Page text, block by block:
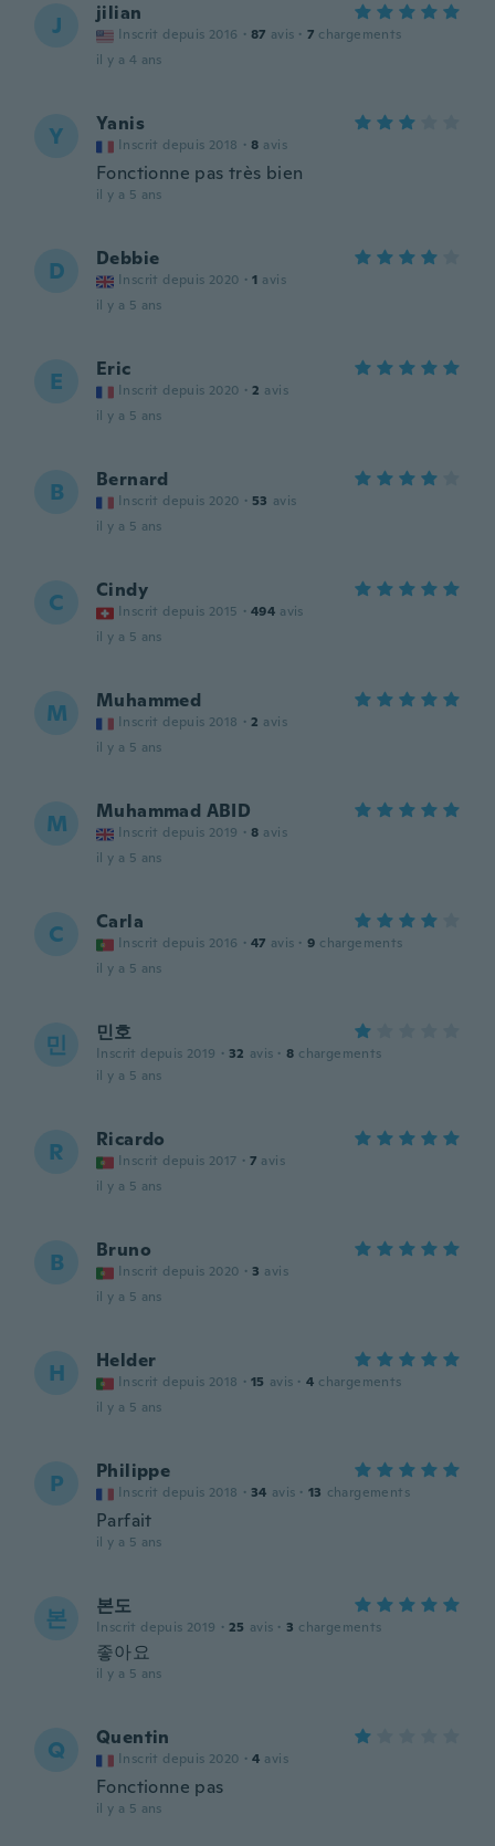
J jilian
Inscrit depuis 2016 · 87 avis · 7 chargements
il y a 4 ans
Y Yanis
Inscrit depuis 2018 · 8 avis
Fonctionne pas très bien
il y a 5 ans
D Debbie
Inscrit depuis 2020 · 1 avis
il y a 5 ans
E Eric
Inscrit depuis 2020 · 2 avis
il y a 5 ans
B Bernard
Inscrit depuis 2020 · 53 avis
il y a 5 ans
C Cindy
Inscrit depuis 2015 · 494 avis
il y a 5 ans
M Muhammed
Inscrit depuis 2018 · 2 avis
il y a 5 ans
M Muhammad ABID
Inscrit depuis 2019 · 8 avis
il y a 5 ans
C Carla
Inscrit depuis 2016 · 47 avis · 9 chargements
il y a 5 ans
민 민호
Inscrit depuis 2019 · 32 avis · 8 chargements
il y a 5 ans
R Ricardo
Inscrit depuis 2017 · 7 avis
il y a 5 ans
B Bruno
Inscrit depuis 2020 · 3 avis
il y a 5 ans
H Helder
Inscrit depuis 2018 · 15 avis · 4 chargements
il y a 5 ans
P Philippe
Inscrit depuis 2018 · 34 avis · 13 chargements
Parfait
il y a 5 ans
본 본도
Inscrit depuis 2019 · 25 avis · 3 chargements
좋아요
il y a 5 ans
Q Quentin
Inscrit depuis 2020 · 4 avis
Fonctionne pas
il y a 5 ans